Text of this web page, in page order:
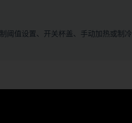
阈值设置、开关杯盖、手动加热或制冷